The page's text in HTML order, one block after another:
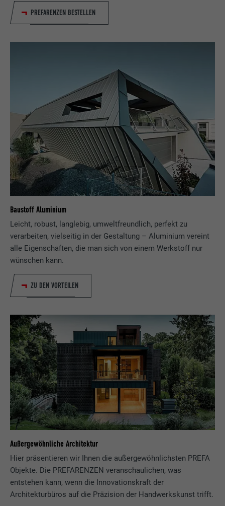
PREFARENZEN BESTELLEN
Baustoff Aluminium
Leicht, robust, langlebig, umweltfreundlich, perfekt zu
verarbeiten, vielseitig in der Gestaltung – Aluminium vereint
alle Eigenschaften, die man sich von einem Werkstoff nur
wünschen kann.
ZU DEN VORTEILEN
Außergewöhnliche Architektur
Hier präsentieren wir Ihnen die außergewöhnlichsten PREFA
Objekte. Die PREFARENZEN veranschaulichen, was
entstehen kann, wenn die Innovationskraft der
Architekturbüros auf die Präzision der Handwerkskunst trifft.